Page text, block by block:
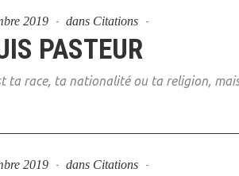
2019 dans Citations
PASTEUR
ta race, ta nationalité ou ta religion,
2019 dans Citations